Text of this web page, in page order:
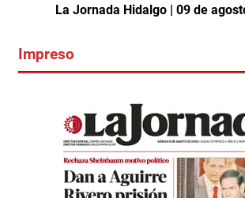
La Jornada Hidalgo | 09 de
Impreso